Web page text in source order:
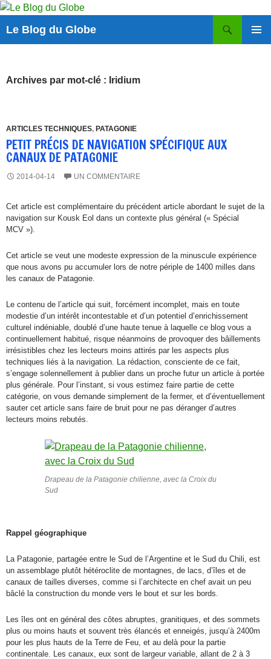
Aller
contenu
Le Blog du Globe
Archives par mot-clé : Iridium
ARTICLES TECHNIQUES, PATAGONIE
PETIT PRÉCIS DE NAVIGATION SPÉCIFIQUE AUX
CANAUX DE PATAGONIE
2014-04-14 UN COMMENTAIRE
Cet article est complémentaire du précédent article abordant le sujet de la
navigation sur Kousk Eol dans un contexte plus général (« Spécial
MCV »).
Cet article se veut une modeste expression de la minuscule expérience
que nous avons pu accumuler lors de notre périple de 1400 milles dans
les canaux de Patagonie.
Le contenu de l’article qui suit, forcément incomplet, mais en toute
modestie d’un intérêt incontestable et d’un potentiel d’enrichissement
culturel indéniable, doublé d’une haute tenue à laquelle ce blog vous a
continuellement habitué, risque néanmoins de provoquer des bâillements
irrésistibles chez les lecteurs moins attirés par les aspects plus
techniques liés à la navigation. La rédaction, consciente de ce fait,
s’engage solennellement à publier dans un proche futur un article à portée
plus générale. Pour l’instant, si vous estimez faire partie de cette
catégorie, on vous demande simplement de la fermer, et d’éventuellement
sauter cet article sans faire de bruit pour ne pas déranger d’autres
lecteurs moins rebutés.
Drapeau de la Patagonie chilienne, avec la Croix du
Sud
Rappel géographique
La Patagonie, partagée entre le Sud de l’Argentine et le Sud du Chili, est
un assemblage plutôt hétéroclite de montagnes, de lacs, d’îles et de
canaux de tailles diverses, comme si l’architecte en chef avait un peu
bâclé la construction du monde vers le bout et sur les bords.
Les îles ont en général des côtes abruptes, granitiques, et des sommets
plus ou moins hauts et souvent très élancés et enneigés, jusqu’à 2400m
pour les plus hauts de la Terre de Feu, et au delà pour la partie
continentale. Les canaux, eux sont de largeur variable, allant de 2 à 3